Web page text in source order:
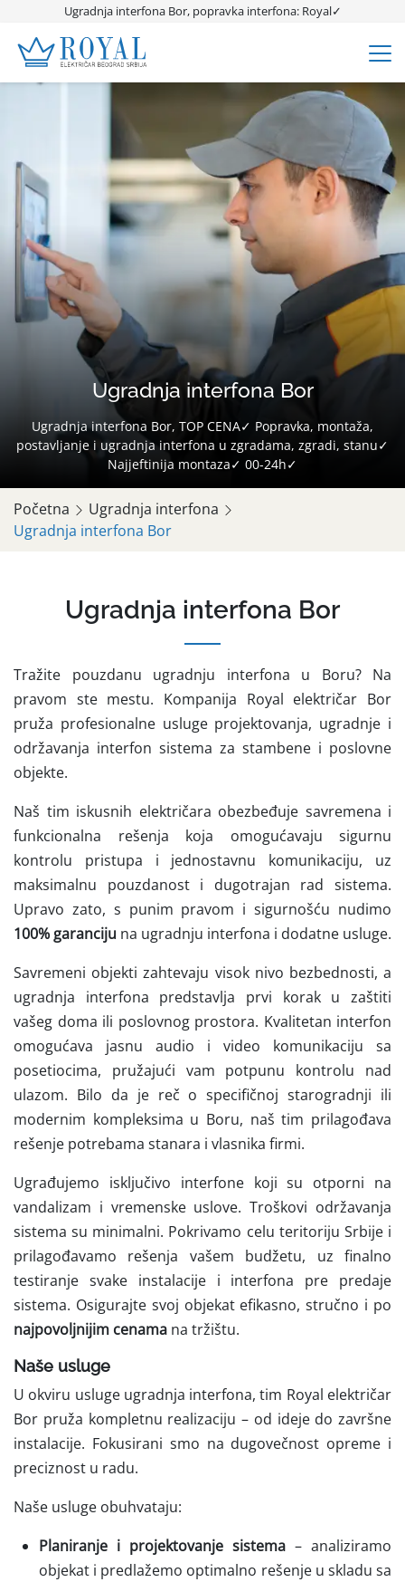
Ugradnja interfona Bor, popravka interfona: Royal✓
Ugradnja interfona Bor
Ugradnja interfona Bor, TOP CENA✓ Popravka, montaža,
postavljanje i ugradnja interfona u zgradama, zgradi, stanu✓
Najjeftinija montaza✓ 00-24h✓
Početna
Ugradnja interfona
Ugradnja interfona Bor
Ugradnja interfona Bor
Tražite pouzdanu ugradnju interfona u Boru? Na
pravom ste mestu. Kompanija Royal električar Bor
pruža profesionalne usluge projektovanja, ugradnje i
održavanja interfon sistema za stambene i poslovne
objekte.
Naš tim iskusnih električara obezbeđuje savremena i
funkcionalna rešenja koja omogućavaju sigurnu
kontrolu pristupa i jednostavnu komunikaciju, uz
maksimalnu pouzdanost i dugotrajan rad sistema.
Upravo zato, s punim pravom i sigurnošću nudimo
100% garanciju na ugradnju interfona i dodatne usluge.
Savremeni objekti zahtevaju visok nivo bezbednosti, a
ugradnja interfona predstavlja prvi korak u zaštiti
vašeg doma ili poslovnog prostora. Kvalitetan interfon
omogućava jasnu audio i video komunikaciju sa
posetiocima, pružajući vam potpunu kontrolu nad
ulazom. Bilo da je reč o specifičnoj starogradnji ili
modernim kompleksima u Boru, naš tim prilagođava
rešenje potrebama stanara i vlasnika firmi.
Ugrađujemo isključivo interfone koji su otporni na
vandalizam i vremenske uslove. Troškovi održavanja
sistema su minimalni. Pokrivamo celu teritoriju Srbije i
prilagođavamo rešenja vašem budžetu, uz finalno
testiranje svake instalacije i interfona pre predaje
sistema. Osigurajte svoj objekat efikasno, stručno i po
najpovoljnijim cenama na tržištu.
Naše usluge
U okviru usluge ugradnja interfona, tim Royal električar
Bor pruža kompletnu realizaciju – od ideje do završne
instalacije. Fokusirani smo na dugovečnost opreme i
preciznost u radu.
Naše usluge obuhvataju:
Planiranje i projektovanje sistema – analiziramo
objekat i predlažemo optimalno rešenje u skladu sa